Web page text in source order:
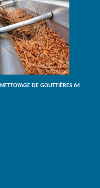
NETTOYAGE DE GOUTTIÈRES 64